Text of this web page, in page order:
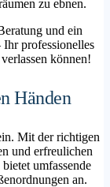
zu ebnen.
und ein
professionelles
können!
Händen
Mit der richtigen
und erfreulichen
umfassende
an.